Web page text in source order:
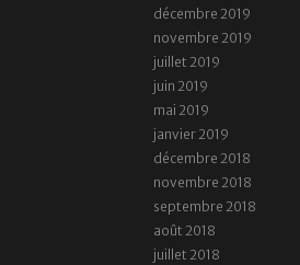
décembre 2019
novembre 2019
juillet 2019
juin 2019
mai 2019
janvier 2019
décembre 2018
novembre 2018
septembre 2018
août 2018
juillet 2018